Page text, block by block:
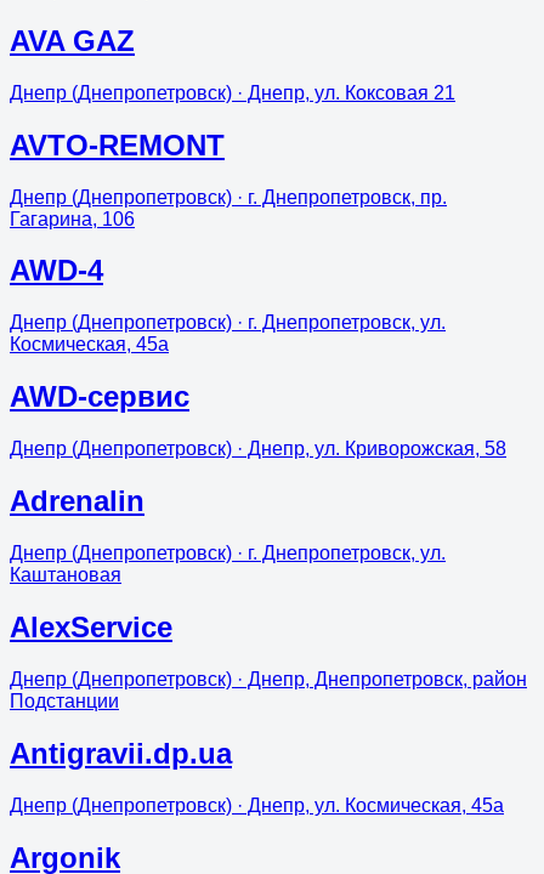
AVA GAZ
Днепр (Днепропетровск) · Днепр, ул. Коксовая 21
AVTO-REMONT
Днепр (Днепропетровск) · г. Днепропетровск, пр.
Гагарина, 106
AWD-4
Днепр (Днепропетровск) · г. Днепропетровск, ул.
Космическая, 45а
AWD-сервис
Днепр (Днепропетровск) · Днепр, ул. Криворожская, 58
Adrenalin
Днепр (Днепропетровск) · г. Днепропетровск, ул.
Каштановая
AlexService
Днепр (Днепропетровск) · Днепр, Днепропетровск, район
Подстанции
Antigravii.dp.ua
Днепр (Днепропетровск) · Днепр, ул. Космическая, 45а
Argonik